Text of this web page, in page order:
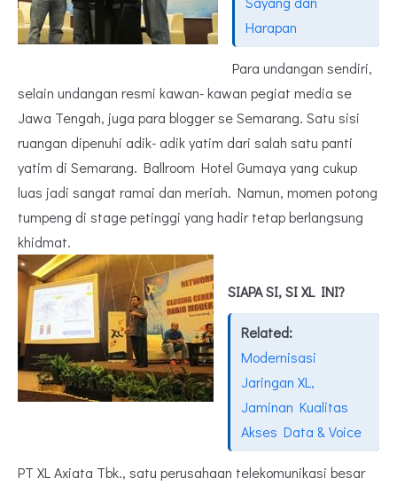
Harapan
Para undangan sendiri,
selain undangan resmi kawan- kawan pegiat media se
Jawa Tengah, juga para blogger se Semarang. Satu sisi
ruangan dipenuhi adik- adik yatim dari salah satu panti
yatim di Semarang. Ballroom Hotel Gumaya yang cukup
luas jadi sangat ramai dan meriah. Namun, momen potong
tumpeng di stage petinggi yang hadir tetap berlangsung
khidmat.
SIAPA SI, SI XL INI?
Related:
Modernisasi
Jaringan XL,
Jaminan Kualitas
Akses Data & Voice
PT XL Axiata Tbk., satu perusahaan telekomunikasi besar